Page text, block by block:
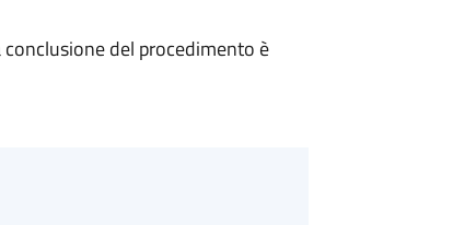
del procedimento è